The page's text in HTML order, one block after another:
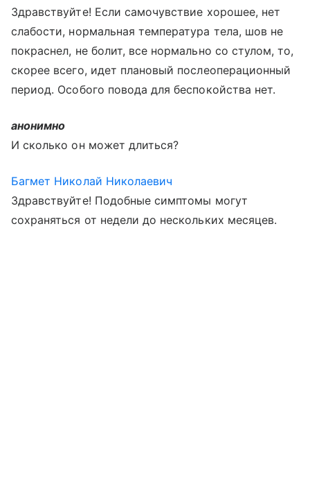
Здравствуйте! Если самочувствие хорошее, нет
слабости, нормальная температура тела, шов не
покраснел, не болит, все нормально со стулом, то,
скорее всего, идет плановый послеоперационный
период. Особого повода для беспокойства нет.
анонимно
И сколько он может длиться?
Багмет Николай Николаевич
Здравствуйте! Подобные симптомы могут
сохраняться от недели до нескольких месяцев.